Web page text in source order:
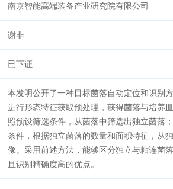
南京智能高端装备产业研究院有限公司
谢非
已下证
本发明公开了一种目标菌落自动定位和识别
进行形态特征获取预处理，获得菌落与培养
照预设筛选条件，从菌落中筛选出独立菌落
条件，根据独立菌落的数量和面积特征，从
像。采用前述方法，能够区分独立与粘连菌
且识别精确度高的优点。